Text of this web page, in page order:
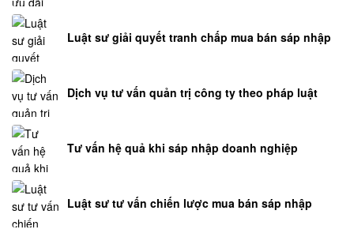
Luật sư giải quyết tranh chấp mua bán sáp nhập
Dịch vụ tư vấn quản trị công ty theo pháp luật
Tư vấn hệ quả khi sáp nhập doanh nghiệp
Luật sư tư vấn chiến lược mua bán sáp nhập